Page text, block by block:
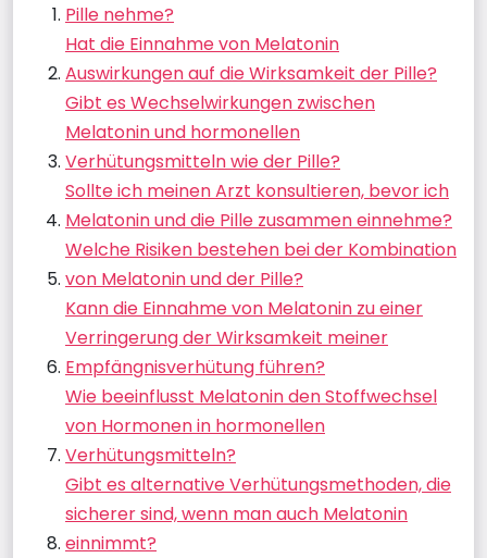
Pille nehme?
Hat die Einnahme von Melatonin
Auswirkungen auf die Wirksamkeit der Pille?
Gibt es Wechselwirkungen zwischen
Melatonin und hormonellen
Verhütungsmitteln wie der Pille?
Sollte ich meinen Arzt konsultieren, bevor ich
Melatonin und die Pille zusammen einnehme?
Welche Risiken bestehen bei der Kombination
von Melatonin und der Pille?
Kann die Einnahme von Melatonin zu einer
Verringerung der Wirksamkeit meiner
Empfängnisverhütung führen?
Wie beeinflusst Melatonin den Stoffwechsel
von Hormonen in hormonellen
Verhütungsmitteln?
Gibt es alternative Verhütungsmethoden, die
sicherer sind, wenn man auch Melatonin
einnimmt?